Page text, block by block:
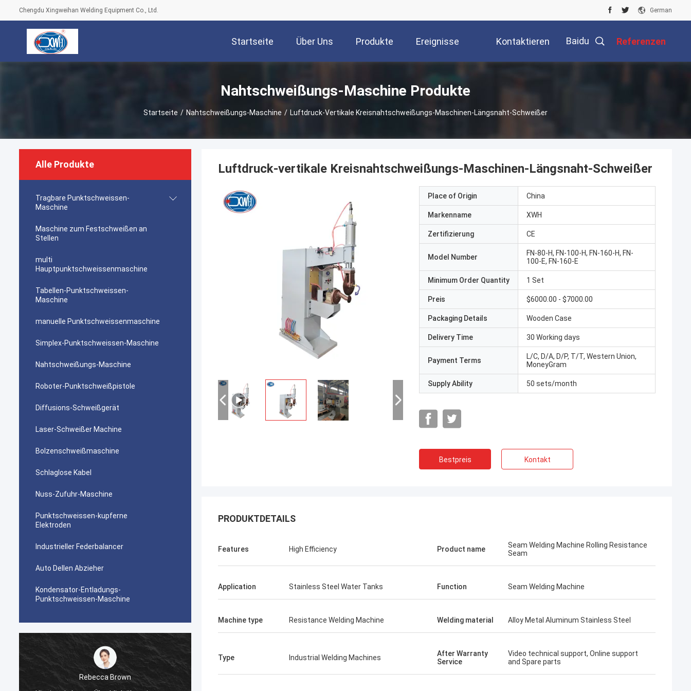
Chengdu Xingweihan Welding Equipment Co., Ltd. German
Startseite Über Uns Produkte Ereignisse Kontaktieren Baidu Referenzen
Nahtschweißungs-Maschine Produkte
Startseite / Nahtschweißungs-Maschine / Luftdruck-Vertikale Kreisnahtschweißungs-Maschinen-Längsnaht-Schweißer
Alle Produkte
Tragbare Punktschweissen-
Maschine
Maschine zum Festschweißen an
Stellen
multi
Hauptpunktschweissenmaschine
Tabellen-Punktschweissen-
Maschine
manuelle Punktschweissenmaschine
Simplex-Punktschweissen-Maschine
Nahtschweißungs-Maschine
Roboter-Punktschweißpistole
Diffusions-Schweißgerät
Laser-Schweißer Machine
Bolzenschweißmaschine
Schlaglose Kabel
Nuss-Zufuhr-Maschine
Punktschweissen-kupferne
Elektroden
Industrieller Federbalancer
Auto Dellen Abzieher
Kondensator-Entladungs-
Punktschweissen-Maschine
Rebecca Brown
Tom
Luftdruck-vertikale Kreisnahtschweißungs-Maschinen-Längsnaht-Schweißer
Place of Origin China
Markenname XWH
Zertifizierung CE
Model Number
FN-80-H, FN-100-H, FN-160-H, FN-
100-E, FN-160-E
Minimum Order Quantity 1 Set
Preis $6000.00 - $7000.00
Packaging Details Wooden Case
Delivery Time 30 Working days
Payment Terms
L/C, D/A, D/P, T/T, Western Union,
MoneyGram
Supply Ability 50 sets/month
Bestpreis Kontakt
PRODUKTDETAILS
Features High Efficiency Product name
Seam Welding Machine Rolling Resistance
Seam
Application Stainless Steel Water Tanks Function Seam Welding Machine
Machine type Resistance Welding Machine Welding material Alloy Metal Aluminum Stainless Steel
Type Industrial Welding Machines
After Warranty
Service
Video technical support, Online support
and Spare parts